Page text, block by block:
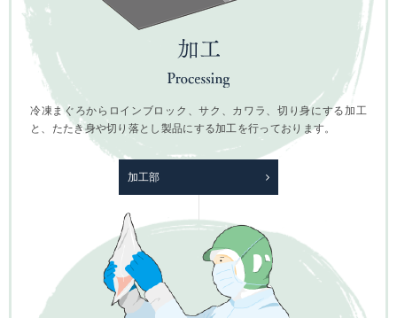
冷凍まぐろからロインブロック、サク、カワラ、切り身にする加工
と、たたき身や切り落とし製品にする加工を行っております。
加工部